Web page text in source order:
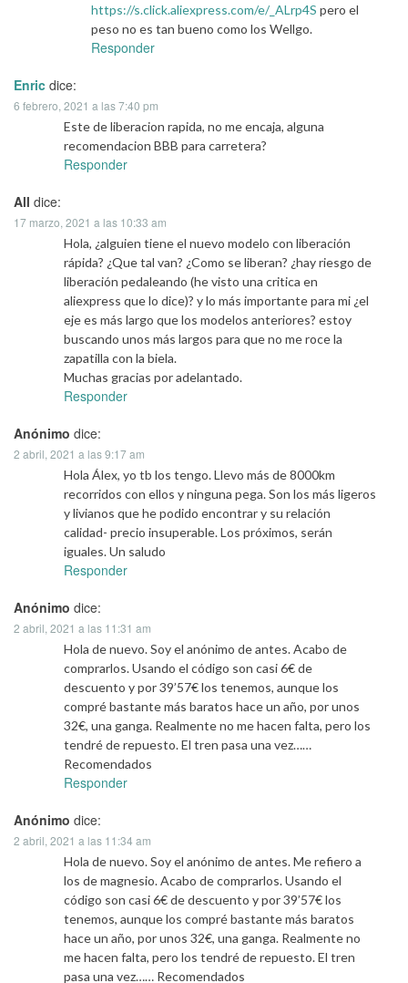
https://s.click.aliexpress.com/e/_ALrp4S pero el
peso no es tan bueno como los Wellgo.
Responder
Enric dice:
6 febrero, 2021 a las 7:40 pm
Este de liberacion rapida, no me encaja, alguna
recomendacion BBB para carretera?
Responder
All dice:
17 marzo, 2021 a las 10:33 am
Hola, ¿alguien tiene el nuevo modelo con liberación
rápida? ¿Que tal van? ¿Como se liberan? ¿hay riesgo de
liberación pedaleando (he visto una critica en
aliexpress que lo dice)? y lo más importante para mi ¿el
eje es más largo que los modelos anteriores? estoy
buscando unos más largos para que no me roce la
zapatilla con la biela.
Muchas gracias por adelantado.
Responder
Anónimo dice:
2 abril, 2021 a las 9:17 am
Hola Álex, yo tb los tengo. Llevo más de 8000km
recorridos con ellos y ninguna pega. Son los más ligeros
y livianos que he podido encontrar y su relación
calidad- precio insuperable. Los próximos, serán
iguales. Un saludo
Responder
Anónimo dice:
2 abril, 2021 a las 11:31 am
Hola de nuevo. Soy el anónimo de antes. Acabo de
comprarlos. Usando el código son casi 6€ de
descuento y por 39’57€ los tenemos, aunque los
compré bastante más baratos hace un año, por unos
32€, una ganga. Realmente no me hacen falta, pero los
tendré de repuesto. El tren pasa una vez……
Recomendados
Responder
Anónimo dice:
2 abril, 2021 a las 11:34 am
Hola de nuevo. Soy el anónimo de antes. Me refiero a
los de magnesio. Acabo de comprarlos. Usando el
código son casi 6€ de descuento y por 39’57€ los
tenemos, aunque los compré bastante más baratos
hace un año, por unos 32€, una ganga. Realmente no
me hacen falta, pero los tendré de repuesto. El tren
pasa una vez…… Recomendados